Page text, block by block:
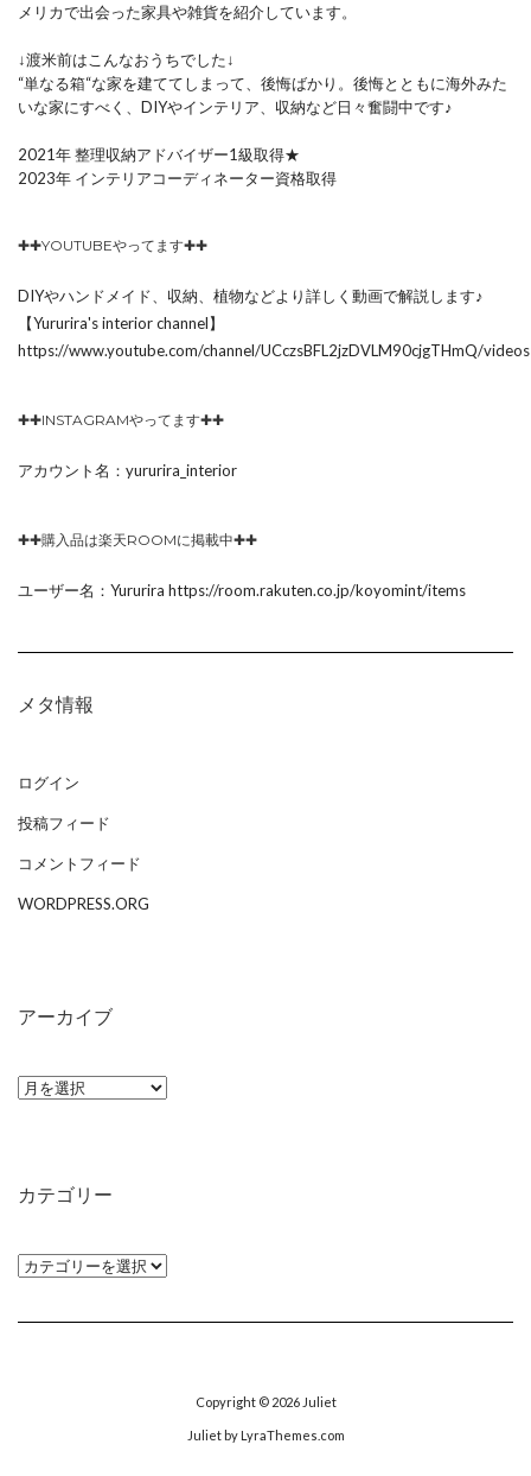
メリカで出会った家具や雑貨を紹介しています。
↓渡米前はこんなおうちでした↓
“単なる箱“な家を建ててしまって、後悔ばかり。後悔とともに海外みた
いな家にすべく、DIYやインテリア、収納など日々奮闘中です♪
2021年 整理収納アドバイザー1級取得★
2023年 インテリアコーディネーター資格取得
✚✚YOUTUBEやってます✚✚
DIYやハンドメイド、収納、植物などより詳しく動画で解説します♪
【Yururira's interior channel】
https://www.youtube.com/channel/UCczsBFL2jzDVLM90cjgTHmQ/videos
✚✚INSTAGRAMやってます✚✚
アカウント名：yururira_interior
✚✚購入品は楽天ROOMに掲載中✚✚
ユーザー名：Yururira https://room.rakuten.co.jp/koyomint/items
メタ情報
ログイン
投稿フィード
コメントフィード
WORDPRESS.ORG
アーカイブ
ア
ブ
カテゴリー
カ
ゴ
Copyright © 2026 Juliet
Julietby LyraThemes.com